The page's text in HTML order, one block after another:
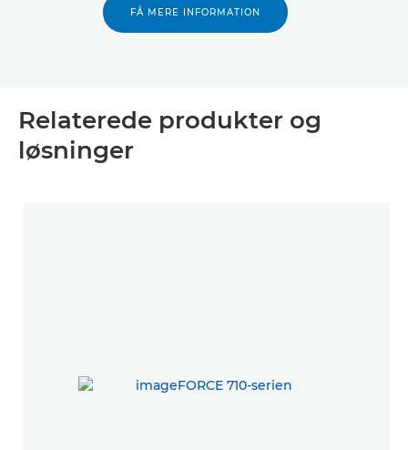
FÅ MERE INFORMATION
Relaterede produkter og
løsninger